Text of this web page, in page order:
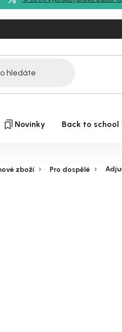
Novinky Back to school
zboží Pro dospělé